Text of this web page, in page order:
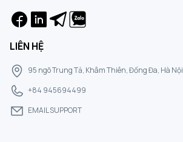
LIÊN HỆ
95 ngõ Trung Tả, Khâm Thiên, Đống Đa, Hà Nội
+84 945694499
EMAIL SUPPORT